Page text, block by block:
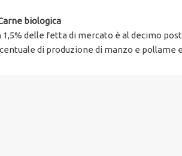
biologica
1,5% delle fetta di mercato è al decimo
di produzione di manzo e pollame